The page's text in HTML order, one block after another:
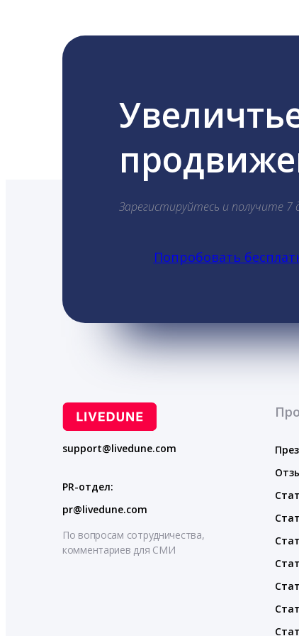
Зарегистируйтесь и получите 7
Попробовать
support@livedune.com
PR-отдел:
pr@livedune.com
По вопросам сотрудничества,
комментариев для СМИ